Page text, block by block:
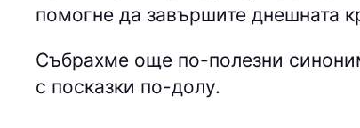
помогне да завършите днешната
Събрахме още по-полезни
с посказки по-долу.